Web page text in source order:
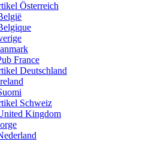
Österreich
France
Deutschland
Schweiz
Kingdom